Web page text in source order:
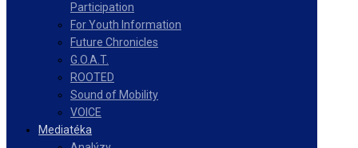
Participation
For Youth Information
Future Chronicles
G.O.A.T.
ROOTED
Sound of Mobility
VOICE
Mediatéka